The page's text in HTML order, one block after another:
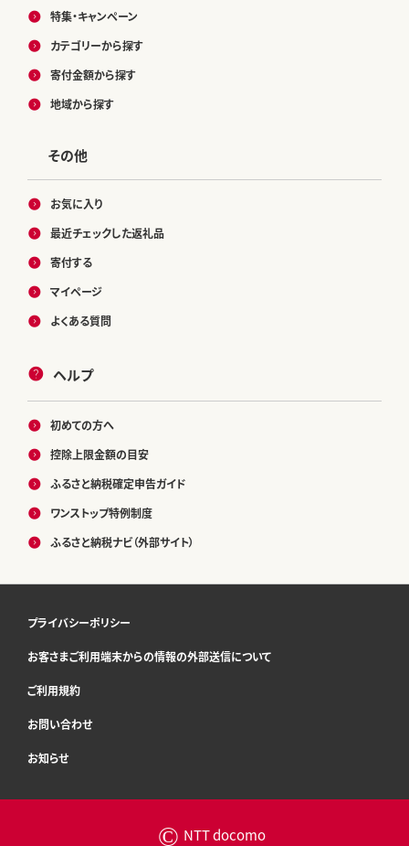
特集・キャンペーン
カテゴリーから探す
寄付金額から探す
地域から探す
その他
お気に入り
最近チェックした返礼品
寄付する
マイページ
よくある質問
ヘルプ
初めての方へ
控除上限金額の目安
ふるさと納税確定申告ガイド
ワンストップ特例制度
ふるさと納税ナビ（外部サイト）
プライバシーポリシー
お客さまご利用端末からの情報の外部送信について
ご利用規約
お問い合わせ
お知らせ
© NTT docomo